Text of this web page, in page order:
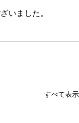
いました。
すべて表示